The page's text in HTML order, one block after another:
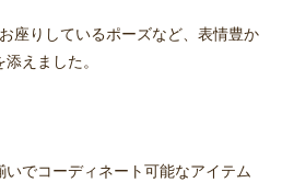
座りしているポーズなど、表情豊か
えました。
でコーディネート可能なアイテム